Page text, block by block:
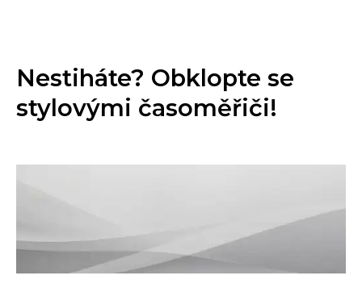
Nestiháte? Obklopte se
stylovými časoměřiči!